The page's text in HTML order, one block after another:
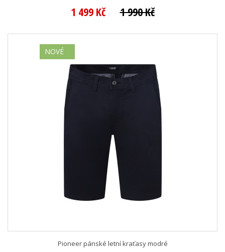
1 499 Kč 1 990 Kč
NOVÉ
Pioneer pánské letní kraťasy modré